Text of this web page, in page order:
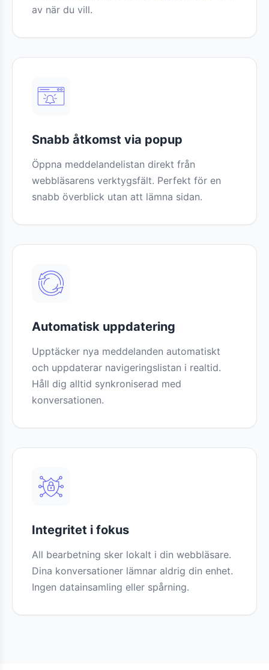
av när du vill.
Snabb åtkomst via popup
Öppna meddelandelistan direkt från
webbläsarens verktygsfält. Perfekt för en
snabb överblick utan att lämna sidan.
Automatisk uppdatering
Upptäcker nya meddelanden automatiskt
och uppdaterar navigeringslistan i realtid.
Håll dig alltid synkroniserad med
konversationen.
Integritet i fokus
All bearbetning sker lokalt i din webbläsare.
Dina konversationer lämnar aldrig din enhet.
Ingen datainsamling eller spårning.